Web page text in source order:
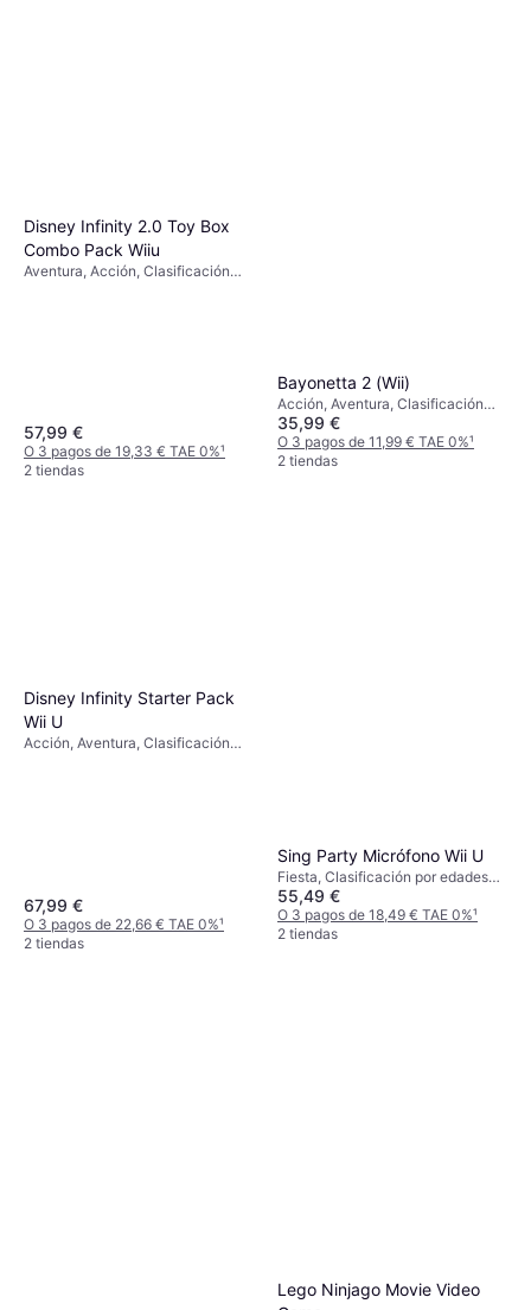
Disney Infinity 2.0 Toy Box
Combo Pack Wiiu
Aventura, Acción, Clasificación
57,99 €
O 3 pagos de 19,33 € TAE 0%¹
2 tiendas
Bayonetta 2 (Wii)
Acción, Aventura, Clasificación
por edades PEGI: 16
35,99 €
O 3 pagos de 11,99 € TAE 0%¹
2 tiendas
Disney Infinity Starter Pack
Wii U
Acción, Aventura, Clasificación
67,99 €
O 3 pagos de 22,66 € TAE 0%¹
2 tiendas
Sing Party Micrófono Wii U
Fiesta, Clasificación por edades
PEGI: 3
55,49 €
O 3 pagos de 18,49 € TAE 0%¹
2 tiendas
Lego Ninjago Movie Video